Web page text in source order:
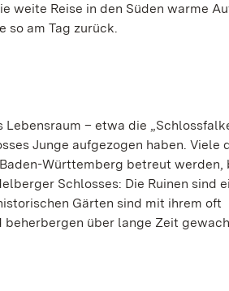
weite Reise in den Süden warme
so am Tag zurück.
– etwa die
Junge aufgezogen haben. Viele
Württemberg betreut werden,
Schlosses: Die Ruinen sind
Gärten sind mit ihrem oft
über lange Zeit